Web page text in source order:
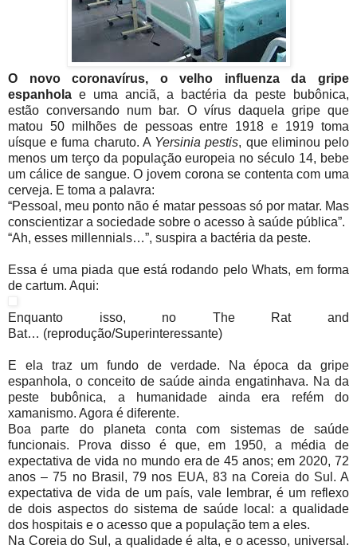
O novo coronavírus, o velho influenza
da gripe
espanhola e uma anciã, a bactéria da peste bubônica,
estão conversando num bar. O vírus daquela gripe que
matou 50 milhões de pessoas entre 1918 e 1919 toma
uísque e fuma charuto. A Yersinia pestis, que eliminou pelo
menos um terço da população europeia no século 14, bebe
um cálice de sangue. O jovem corona se contenta com uma
cerveja. E toma a palavra:
“Pessoal, meu ponto não é matar pessoas só por matar. Mas
conscientizar a sociedade sobre o acesso à saúde pública”.
“Ah, esses millennials…”, suspira a bactéria da peste.
Essa é uma piada que está rodando pelo Whats, em forma
de cartum. Aqui:
Enquanto isso, no The Rat and
Bat… (reprodução/Superinteressante)
E ela traz um fundo de verdade. Na época da gripe
espanhola, o conceito de saúde ainda engatinhava. Na da
peste bubônica, a humanidade ainda era refém do
xamanismo. Agora é diferente.
Boa parte do planeta conta com sistemas de saúde
funcionais. Prova disso é que, em 1950, a média de
expectativa de vida no mundo era de 45 anos; em 2020, 72
anos – 75 no Brasil, 79 nos EUA, 83 na Coreia do Sul. A
expectativa de vida de um país, vale lembrar, é um reflexo
de dois aspectos do sistema de saúde local: a qualidade
dos hospitais e o acesso que a população tem a eles.
Na Coreia do Sul, a qualidade é alta, e o acesso, universal.